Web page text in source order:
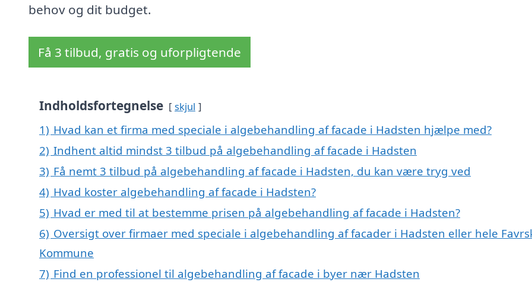
behov og dit budget.
Få 3 tilbud, gratis og uforpligtende
Indholdsfortegnelse skjul
1) Hvad kan et firma med speciale i algebehandling af facade i Hadsten hjælpe med?
2) Indhent altid mindst 3 tilbud på algebehandling af facade i Hadsten
3) Få nemt 3 tilbud på algebehandling af facade i Hadsten, du kan være tryg ved
4) Hvad koster algebehandling af facade i Hadsten?
5) Hvad er med til at bestemme prisen på algebehandling af facade i Hadsten?
6) Oversigt over firmaer med speciale i algebehandling af facader i Hadsten eller hele
Kommune
7) Find en professionel til algebehandling af facade i byer nær Hadsten